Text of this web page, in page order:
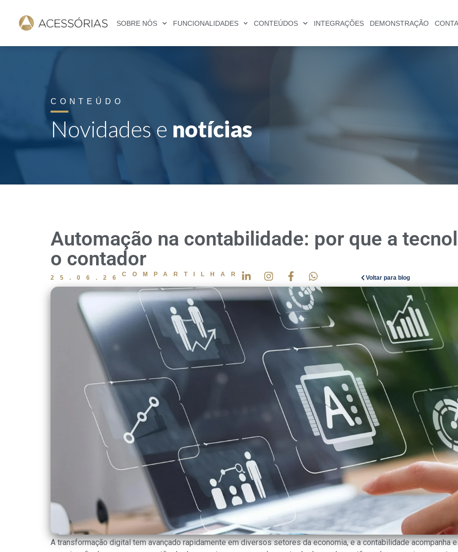
SOBRE NÓS FUNCIONALIDADES CONTEÚDOS INTEGRAÇÕES DEMONSTRAÇÃO
CONTEÚDO
Novidades e notícias
Automação na contabilidade: por que a
o contador
25.06.26 COMPARTILHAR Voltar para blog
A transformação digital tem avançado rapidamente em diversos setores da economia, e a contabilidade acompanha